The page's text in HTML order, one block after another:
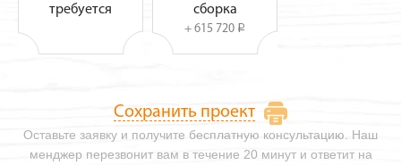
требуется
сборка
+ 615 720 i
Оставьте заявку и получите бесплатную консультацию. Наш
менджер перезвонит вам в течение 20 минут и ответит на
Сохранить проект